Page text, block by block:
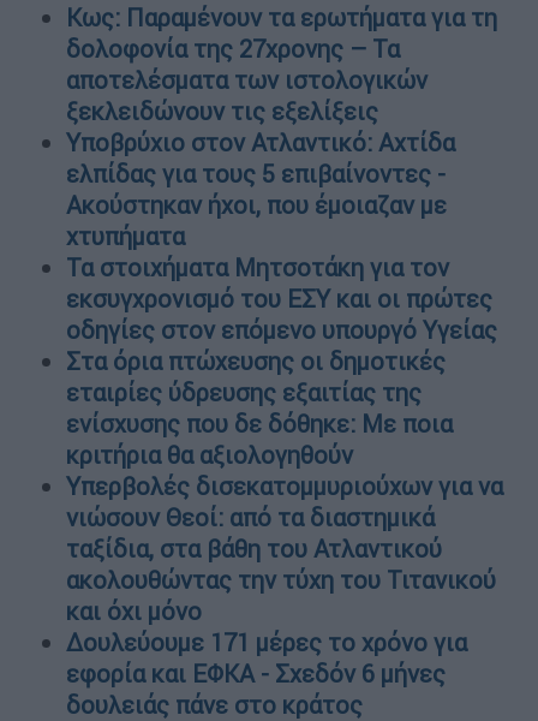
Κως: Παραμένουν τα ερωτήματα για τη
δολοφονία της 27χρονης – Τα
αποτελέσματα των ιστολογικών
ξεκλειδώνουν τις εξελίξεις
Υποβρύχιο στον Ατλαντικό: Αχτίδα
ελπίδας για τους 5 επιβαίνοντες -
Ακούστηκαν ήχοι, που έμοιαζαν με
χτυπήματα
Τα στοιχήματα Μητσοτάκη για τον
εκσυγχρονισμό του ΕΣΥ και οι πρώτες
οδηγίες στον επόμενο υπουργό Υγείας
Στα όρια πτώχευσης οι δημοτικές
εταιρίες ύδρευσης εξαιτίας της
ενίσχυσης που δε δόθηκε: Με ποια
κριτήρια θα αξιολογηθούν
Υπερβολές δισεκατομμυριούχων για να
νιώσουν Θεοί: από τα διαστημικά
ταξίδια, στα βάθη του Ατλαντικού
ακολουθώντας την τύχη του Τιτανικού
και όχι μόνο
Δουλεύουμε 171 μέρες το χρόνο για
εφορία και ΕΦΚΑ - Σχεδόν 6 μήνες
δουλειάς πάνε στο κράτος